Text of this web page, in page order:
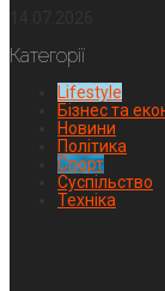
Категорії
Lifestyle
Бізнес та
Новини
Політика
Спорт
Суспільство
Техніка